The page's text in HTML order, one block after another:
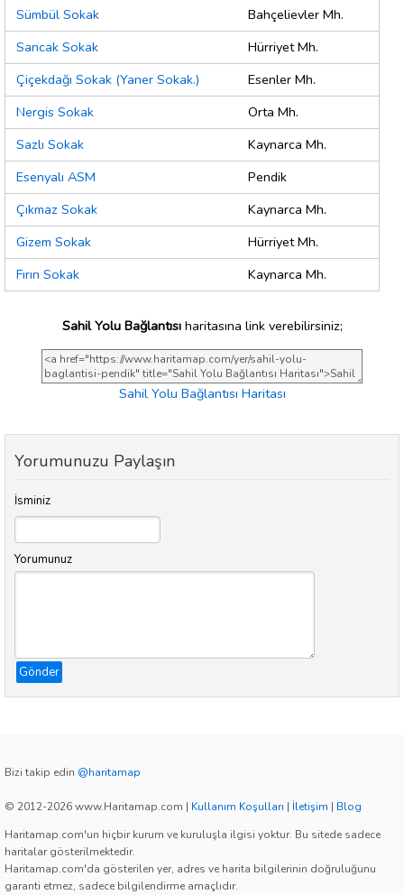
Sümbül Sokak
Bahçelievler Mh.
Sancak Sokak
Hürriyet Mh.
Çiçekdağı Sokak (Yaner Sokak.)
Esenler Mh.
Nergis Sokak
Orta Mh.
Sazlı Sokak
Kaynarca Mh.
Esenyalı ASM
Pendik
Çıkmaz Sokak
Kaynarca Mh.
Gizem Sokak
Hürriyet Mh.
Fırın Sokak
Kaynarca Mh.
Sahil Yolu Bağlantısıharitasına link verebilirsiniz;
Sahil Yolu Bağlantısı Haritası
Yorumunuzu Paylaşın
İsminiz
Yorumunuz
Gönder
Bizi takip edin @haritamap
© 2012-2026 www.Haritamap.com | Kullanım Koşulları | İletişim | Blog
Haritamap.com'un hiçbir kurum ve kuruluşla ilgisi yoktur. Bu sitede sadece
haritalar gösterilmektedir.
Haritamap.com'da gösterilen yer, adres ve harita bilgilerinin doğruluğunu
garanti etmez, sadece bilgilendirme amaçlıdır.